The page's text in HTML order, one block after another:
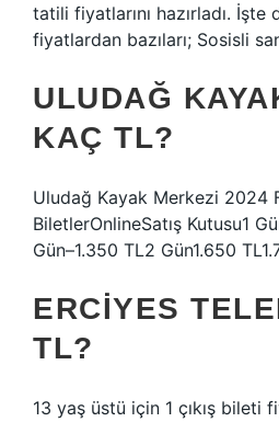
tatili fiyatlarını hazırladı.
fiyatlardan bazıları; Sosisli
ULUDAĞ
KAÇ TL?
Uludağ Kayak Merkezi 2024
BiletlerOnlineSatış Kutusu1
Gün–1.350 TL2 Gün1.650
ERCIYES
TL?
13 yaş üstü için 1 çıkış bileti